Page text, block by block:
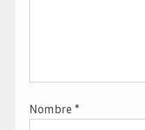
Nombre *